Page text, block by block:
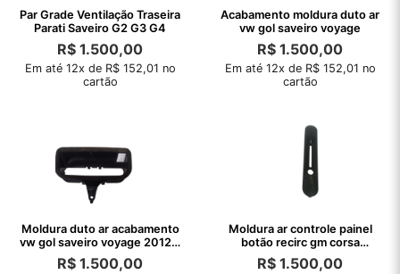
Par Grade Ventilação Traseira
Parati Saveiro G2 G3 G4
R$ 1.500,00
Em até 12x de R$ 152,01 no
cartão
Acabamento moldura duto ar
vw gol saveiro voyage
R$ 1.500,00
Em até 12x de R$ 152,01 no
cartão
Moldura duto ar acabamento
vw gol saveiro voyage 2012 a
2015
R$ 1.500,00
Moldura ar controle painel
botão recirc gm corsa
C/Detalhe
R$ 1.500,00